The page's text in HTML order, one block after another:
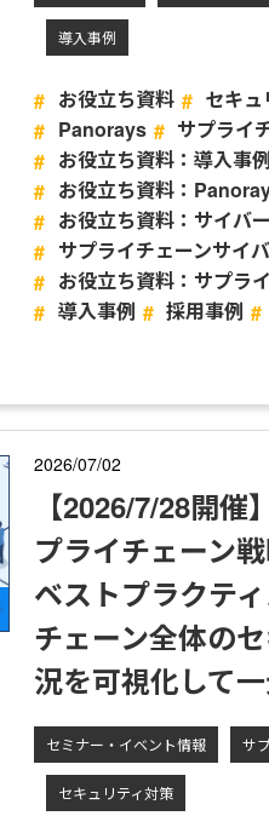
導入事例
お役立ち資料
セキ
Panorays
サプライ
お役立ち資料：導入事例
お役立ち資料：
お役立ち資料：サイバ
サプライチェーンサイ
お役立ち資料：サプラ
導入事例
採用事例
2026/07/02
【2026/7/28開
プライチェーン
ベストプラクテ
チェーン全体の
況を可視化して
セミナー・イベント情報 サ
セキュリティ対策